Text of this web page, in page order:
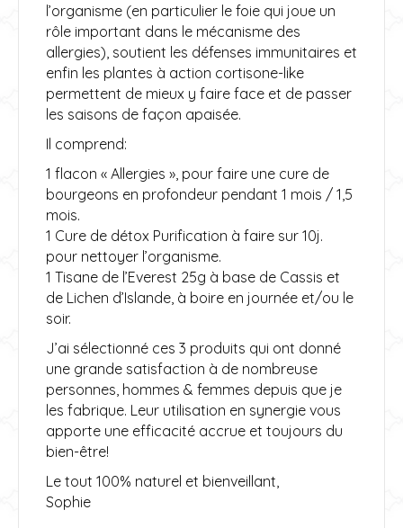
l’organisme (en particulier le foie qui joue un
rôle important dans le mécanisme des
allergies), soutient les défenses immunitaires et
enfin les plantes à action cortisone-like
permettent de mieux y faire face et de passer
les saisons de façon apaisée.
Il comprend:
1 flacon « Allergies », pour faire une cure de
bourgeons en profondeur pendant 1 mois / 1,5
mois.
1 Cure de détox Purification à faire sur 10j.
pour nettoyer l’organisme.
1 Tisane de l’Everest 25g à base de Cassis et
de Lichen d’Islande, à boire en journée et/ou le
soir.
J’ai sélectionné ces 3 produits qui ont donné
une grande satisfaction à de nombreuse
personnes, hommes & femmes depuis que je
les fabrique. Leur utilisation en synergie vous
apporte une efficacité accrue et toujours du
bien-être!
Le tout 100% naturel et bienveillant,
Sophie